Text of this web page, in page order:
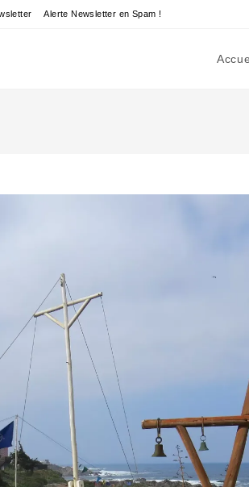
Alerte Newsletter en Spam !